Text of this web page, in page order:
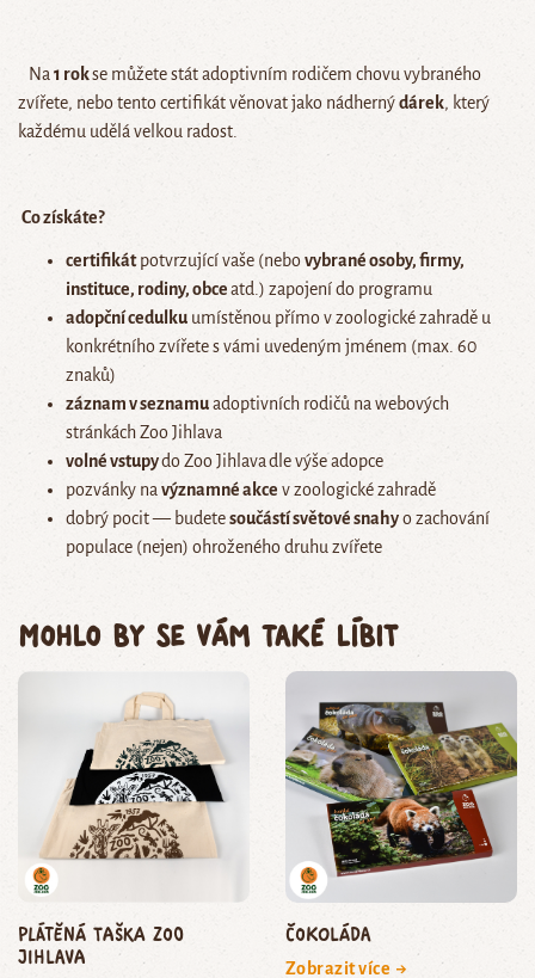
Na 1 rokse můžete stát adoptivním rodičem chovu vybraného
zvířete, nebo tento certifikát věnovat jako nádhernýdárek, který
každému udělá velkou radost.
Co získáte?
certifikátpotvrzující vaše (nebo vybrané osoby, firmy,
instituce, rodiny, obceatd.) zapojení do programu
adopční cedulku umístěnou přímo v zoologické zahradě u
konkrétního zvířete s vámi uvedeným jménem (max. 60
znaků)
záznam v seznamuadoptivních rodičů na webových
stránkách Zoo Jihlava
volné vstupydo Zoo Jihlavadle výše adopce
pozvánky na významné akce v zoologické zahradě
dobrý pocit — budetesoučástí světové snahyo zachování
populace (nejen) ohroženého druhu zvířete
Mohlo by se vám také líbit
Plátěná taška Zoo
Jihlava
Čokoláda
Zobrazit více →